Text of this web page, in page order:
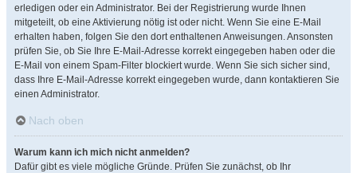
erledigen oder ein Administrator. Bei der Registrierung wurde Ihnen
mitgeteilt, ob eine Aktivierung nötig ist oder nicht. Wenn Sie eine E-Mail
erhalten haben, folgen Sie den dort enthaltenen Anweisungen. Ansonsten
prüfen Sie, ob Sie Ihre E-Mail-Adresse korrekt eingegeben haben oder die
E-Mail von einem Spam-Filter blockiert wurde. Wenn Sie sich sicher sind,
dass Ihre E-Mail-Adresse korrekt eingegeben wurde, dann kontaktieren Sie
einen Administrator.
Nach oben
Warum kann ich mich nicht anmelden?
Dafür gibt es viele mögliche Gründe. Prüfen Sie zunächst, ob Ihr